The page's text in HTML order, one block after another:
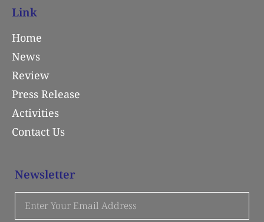
Link
Home
News
Review
Press Release
Activities
Contact Us
Newsletter